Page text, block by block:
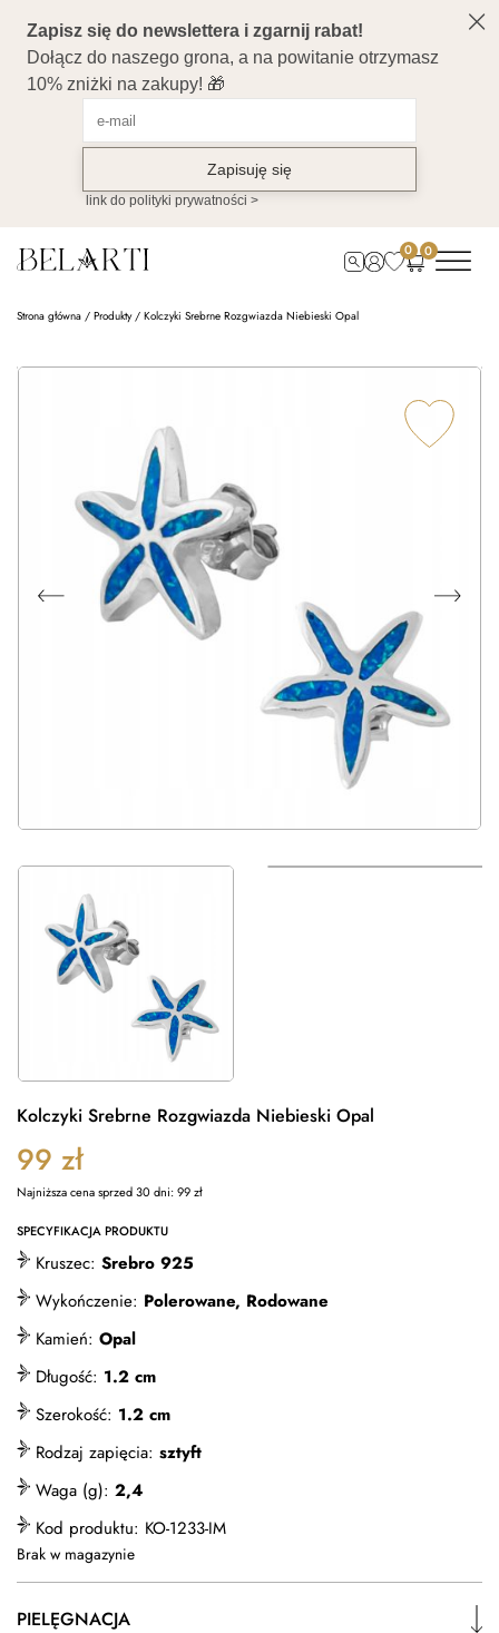
0 0
Strona główna / Produkty/ Kolczyki Srebrne Rozgwiazda Niebieski Opal
Kolczyki Srebrne Rozgwiazda Niebieski Opal
99 zł
Najniższa cena sprzed 30 dni:99zł
SPECYFIKACJA PRODUKTU
Kruszec: Srebro 925
Wykończenie: Polerowane, Rodowane
Kamień: Opal
Długość: 1.2 cm
Szerokość: 1.2 cm
Rodzaj zapięcia: sztyft
Waga (g): 2,4
Kod produktu: KO-1233-IM
Brak w magazynie
PIELĘGNACJA